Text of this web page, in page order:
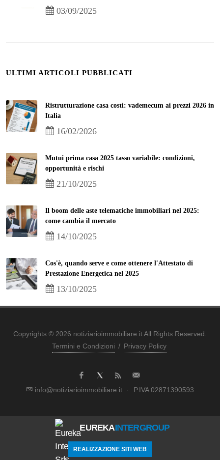
03/09/2025
ULTIMI ARTICOLI PUBBLICATI
Ristrutturazione casa costi: vademecum ai prezzi 2026 in
Italia
16/02/2026
Mutui prima casa 2025 tasso variabile: condizioni,
opportunità e rischi
21/10/2025
Il boom delle aste telematiche immobiliari nel 2025:
come cambia il mercato
14/10/2025
Cos'è, quando serve e come ottenere l'Attestato di
Prestazione Energetica nel 2025
13/10/2025
Copyrights © 2026 notiziarioimmobiliare.it All Rights Reserved.
Termini e Condizioni / Privacy Policy
info@notiziarioimmobiliare.it · P.IVA 02871390593
EUREKAINTERGROUP
REALIZZAZIONE SITI WEB